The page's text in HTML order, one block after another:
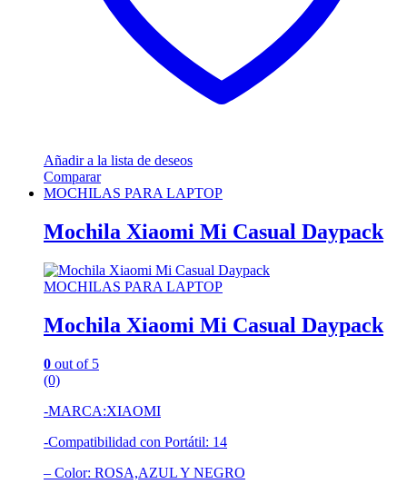
Añadir a la lista de deseos
Comparar
MOCHILAS PARA LAPTOP
Mochila Xiaomi Mi Casual Daypack
MOCHILAS PARA LAPTOP
Mochila Xiaomi Mi Casual Daypack
0 out of 5
(0)
-MARCA:XIAOMI
-Compatibilidad con Portátil: 14
– Color: ROSA,AZUL Y NEGRO